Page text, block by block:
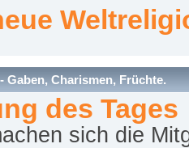
Gaben, Charismen, Früchte.
des Tages
sich die